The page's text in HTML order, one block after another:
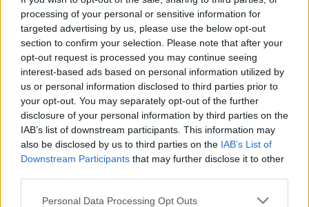
processing of your personal or sensitive information for
targeted advertising by us, please use the below opt-out
section to confirm your selection. Please note that after your
opt-out request is processed you may continue seeing
interest-based ads based on personal information utilized by
us or personal information disclosed to third parties prior to
your opt-out. You may separately opt-out of the further
disclosure of your personal information by third parties on the
IAB’s list of downstream participants. This information may
also be disclosed by us to third parties on the IAB’s List of
Downstream Participants that may further disclose it to other
Personal Data Processing Opt Outs
30.07.2026 - 18:25